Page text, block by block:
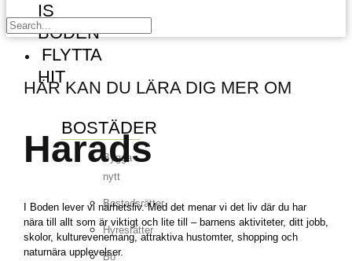
IS
BODEN
FLYTTA
HIT
BOSTÄDER
Bygga
nytt
Bostadsrätter
Hyresrätter
Bo
HÄR KAN DU LÄRA DIG MER OM
Harads
I Boden lever vi närhetsliv. Med det menar vi det liv där du har
nära till allt som är viktigt och lite till – barnens aktiviteter, ditt jobb,
skolor, kulturevenemang, attraktiva hustomter, shopping och
naturnära upplevelser.